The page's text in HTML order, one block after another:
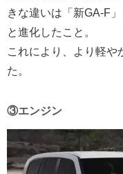
きな違いは「新GA-F
と進化したこと。
これにより、より軽や
た。
③エンジン